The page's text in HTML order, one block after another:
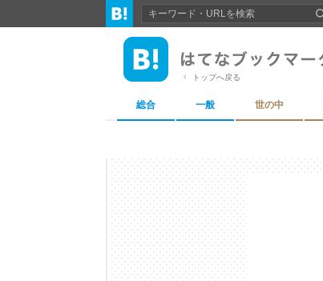
トップへ戻る
総合 一般 世の中